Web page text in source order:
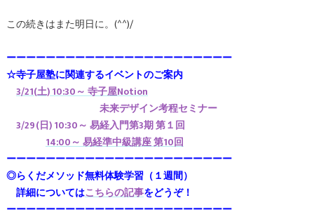
この続きはまた明日に。(^^)/
ーーーーーーーーーーーーーーーーーーーーーーー
☆寺子屋塾に関連するイベントのご案内
3/21(土) 10:30～ 寺子屋Notion
未来デザイン考程セミナー
3/29(日) 10:30～ 易経入門第3期 第１回
14:00～ 易経準中級講座 第10回
ーーーーーーーーーーーーーーーーーーーーーーー
◎らくだメソッド無料体験学習（１週間）
詳細についてはこちらの記事をどうぞ！
ーーーーーーーーーーーーーーーーーーーーーーー